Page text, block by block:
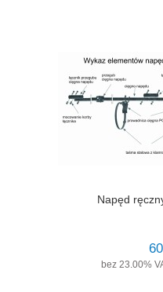
Napęd
bez 23.00%